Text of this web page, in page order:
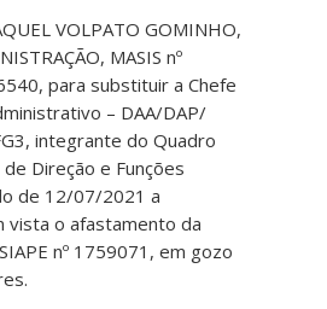
VOLPATO GOMINHO,
MASIS nº
para substituir a Chefe
– DAA/DAP/
integrante do Quadro
Direção e Funções
de 12/07/2021 a
o afastamento da
nº 1759071, em gozo